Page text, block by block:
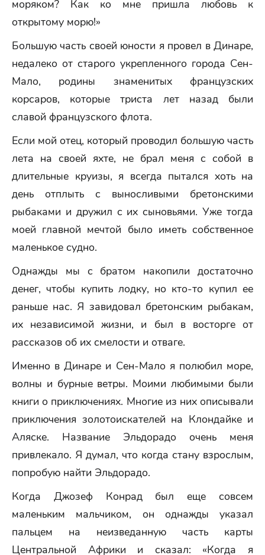
моряком? Как ко мне пришла любовь к
открытому морю!»
Большую часть своей юности я провел в Динаре,
недалеко от старого укрепленного города Сен-
Мало, родины знаменитых французских
корсаров, которые триста лет назад были
славой французского флота.
Если мой отец, который проводил большую часть
лета на своей яхте, не брал меня с собой в
длительные круизы, я всегда пытался хоть на
день отплыть с выносливыми бретонскими
рыбаками и дружил с их сыновьями. Уже тогда
моей главной мечтой было иметь собственное
маленькое судно.
Однажды мы с братом накопили достаточно
денег, чтобы купить лодку, но кто-то купил ее
раньше нас. Я завидовал бретонским рыбакам,
их независимой жизни, и был в восторге от
рассказов об их смелости и отваге.
Именно в Динаре и Сен-Мало я полюбил море,
волны и бурные ветры. Моими любимыми были
книги о приключениях. Многие из них описывали
приключения золотоискателей на Клондайке и
Аляске. Название Эльдорадо очень меня
привлекало. Я думал, что когда стану взрослым,
попробую найти Эльдорадо.
Когда Джозеф Конрад был еще совсем
маленьким мальчиком, он однажды указал
пальцем на неизведанную часть карты
Центральной Африки и сказал: «Когда я